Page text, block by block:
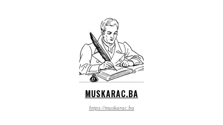
MUSKARAC.BA
https://muskarac.ba